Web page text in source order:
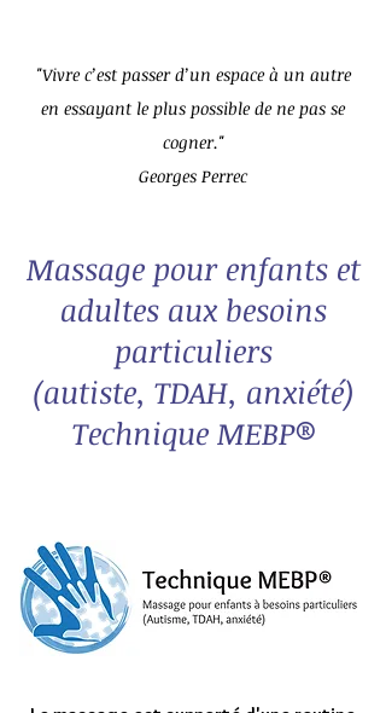
"Vivre c’est passer d’un espace à un autre
en essayant le plus possible de ne pas se
cogner."
Georges Perrec
Massage pour enfants et
adultes aux besoins
particuliers
(autiste, TDAH, anxiété)
Technique MEBP®